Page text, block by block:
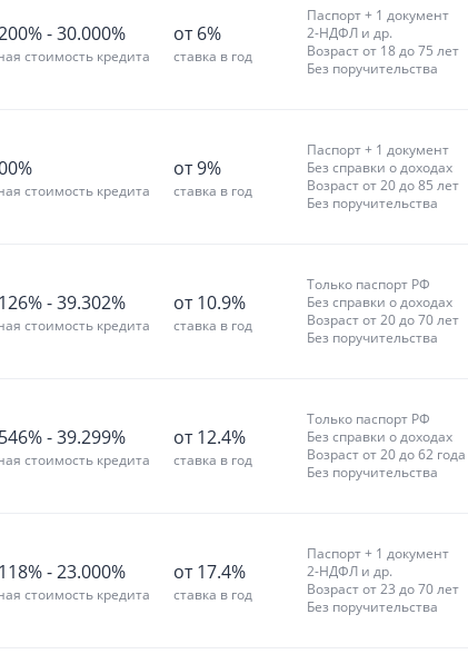
-30.000%
стоимость кредита
от 6%
ставка в год
Паспорт + 1 документ
2-НДФЛ и др.
Возраст от 18 до 75 лет
Без поручительства
стоимость кредита
от 9%
ставка в год
Паспорт + 1 документ
Без справки о доходах
Возраст от 20 до 85 лет
Без поручительства
-39.302%
стоимость кредита
от 10.9%
ставка в год
Только паспорт РФ
Без справки о доходах
Возраст от 20 до 70 лет
Без поручительства
-39.299%
стоимость кредита
от 12.4%
ставка в год
Только паспорт РФ
Без справки о доходах
Возраст от 20 до 62 года
Без поручительства
-23.000%
стоимость кредита
от 17.4%
ставка в год
Паспорт + 1 документ
2-НДФЛ и др.
Возраст от 23 до 70 лет
Без поручительства